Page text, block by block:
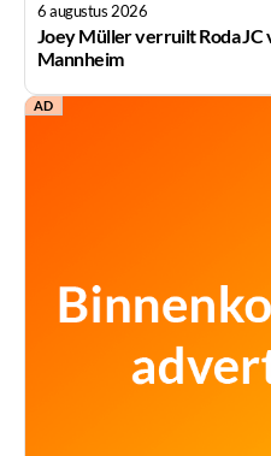
6 augustus 2026
Joey Müller verruilt Roda JC
Mannheim
AD